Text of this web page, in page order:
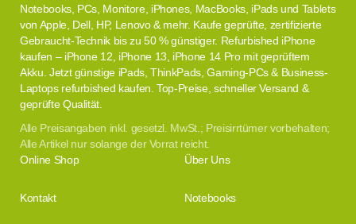
Notebooks, PCs, Monitore, iPhones, MacBooks, iPads und Tablets
von Apple, Dell, HP, Lenovo & mehr. Kaufe geprüfte, zertifizierte
Gebraucht-Technik bis zu 50 % günstiger. Refurbished iPhone
kaufen – iPhone 12, iPhone 13, iPhone 14 Pro mit geprüftem
Akku. Jetzt günstige iPads, ThinkPads, Gaming-PCs & Business-
Laptops refurbished kaufen. Top-Preise, schneller Versand &
geprüfte Qualität.
Alle Preisangaben inkl. gesetzl. MwSt.; Preisirrtümer vorbehalten;
Alle Artikel nur solange der Vorrat reicht.
Online Shop Über Uns
Kontakt Notebooks